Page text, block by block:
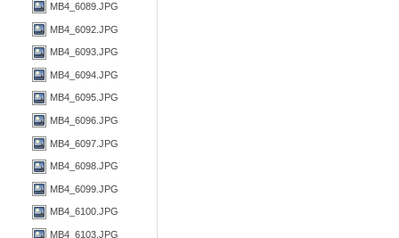
MB4_6089.JPG
MB4_6092.JPG
MB4_6093.JPG
MB4_6094.JPG
MB4_6095.JPG
MB4_6096.JPG
MB4_6097.JPG
MB4_6098.JPG
MB4_6099.JPG
MB4_6100.JPG
MB4_6103.JPG